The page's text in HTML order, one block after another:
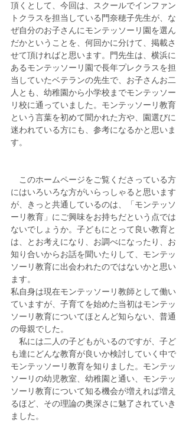
頂くとして、今回は、スクールでインファン
トクラスを担当している門奈穂子先生が、な
ぜ自分のお子さんにモンテッソーリ園を選ん
だかということを、何回かに分けて、掲載さ
せて頂ければと思います。門先生は、横浜に
あるモンテッソーリ園で長年プレクラスを担
当していたベテランの先生で、お子さんお二
人とも、幼稚園から小学校までモンテッソー
リ校に通っていました。モンテッソーリ教育
という言葉を初めて聞かれた方や、園選びに
迷われている方にも、参考になるかと思いま
す。
このホームページをご覧くださっている方
にはいろいろな方がいらっしゃると思います
が、きっと共通しているのは、「モンテッソ
ーリ教育」にご興味をお持ちだという点では
ないでしょうか。子どもにとって良い教育と
は、とお考えになり、お調べになったり、お
知り合いからお話を聞いたりして、モンテッ
ソーリ教育に出会われたのではないかと思い
ます。
私自身は現在モンテッソーリ教師として働い
ていますが、子育てを始めた当初はモンテッ
ソーリ教育についてほとんど知らない、普通
の母親でした。
私には二人の子どもがいるのですが、子ど
も達にどんな教育が良いか検討していく中で
モンテッソーリ教育を知りました。モンテッ
ソーリの幼児教室、幼稚園と通い、モンテッ
ソーリ教育について知る機会が増えれば増え
るほど、その理論の奥深さに魅了されていき
ました。